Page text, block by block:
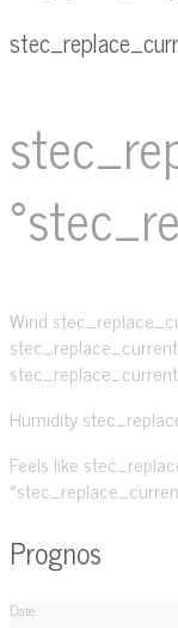
Wind
Humidity
Feels like
Prognos
Date